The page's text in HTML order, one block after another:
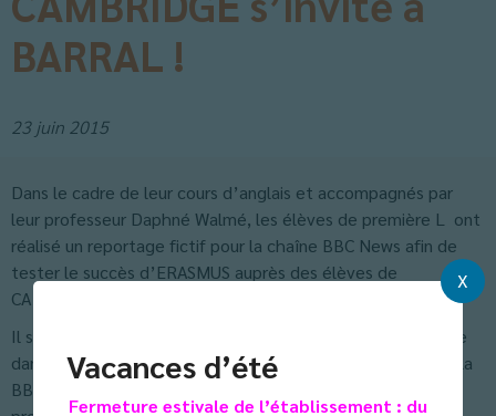
Vacances d’été
Fermeture estivale de l’établissement : du
X
BARRAL !
23 juin 2015
Dans le cadre de leur cours d’anglais et accompagnés par
leur professeur Daphné Walmé, les élèves de première L ont
réalisé un reportage fictif pour la chaîne BBC News afin de
tester le succès d’ERASMUS auprès des élèves de
CAMBRIDGE… ou de BARRAL.
Il s’agit d’un micro-trottoir que les élèves ont mis en scène
dans un Cambridge fictif installé à Barral. Le journaliste de la
BBC présente d’abord l’illustre établissement et le